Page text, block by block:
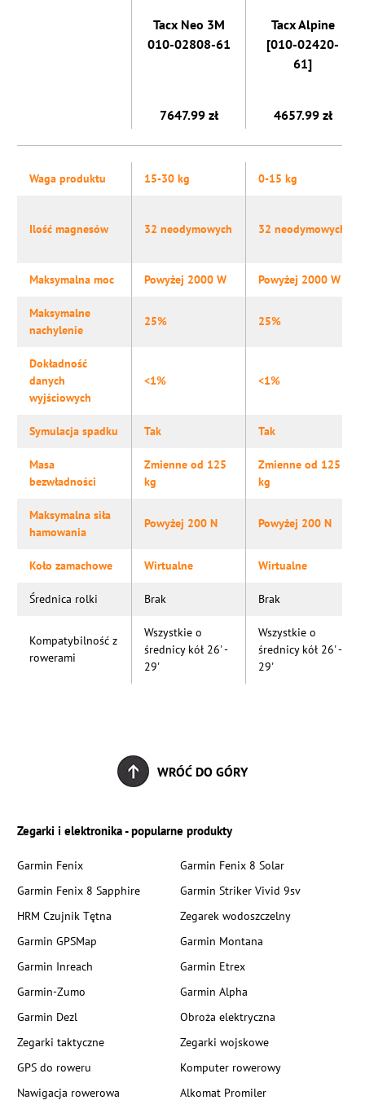
Tacx Neo 3M
010-02808-61
Tacx Alpine
[010-02420-
61]
7647.99 zł 4657.99 zł
Waga produktu 15-30 kg 0-15 kg
Ilość magnesów 32 neodymowych 32 neodymowych
Maksymalna moc Powyżej 2000 W Powyżej 2000 W
Maksymalne
nachylenie
25% 25%
Dokładność
danych
wyjściowych
<1% <1%
Symulacja spadku Tak Tak
Masa
bezwładności
Zmienne od 125
kg
Zmienne od 125
kg
Maksymalna siła
hamowania
Powyżej 200 N Powyżej 200 N
Koło zamachowe Wirtualne Wirtualne
Średnica rolki Brak Brak
Kompatybilność z
rowerami
Wszystkie o
średnicy kół 26' -
29'
Wszystkie o
średnicy kół 26' -
29'
WRÓĆ DO GÓRY
Zegarki i elektronika - popularne produkty
Garmin Fenix
Garmin Fenix 8 Solar
Garmin Fenix 8 Sapphire
Garmin Striker Vivid 9sv
HRM Czujnik Tętna
Zegarek wodoszczelny
Garmin GPSMap
Garmin Montana
Garmin Inreach
Garmin Etrex
Garmin-Zumo
Garmin Alpha
Garmin Dezl
Obroża elektryczna
Zegarki taktyczne
Zegarki wojskowe
GPS do roweru
Komputer rowerowy
Nawigacja rowerowa
Alkomat Promiler